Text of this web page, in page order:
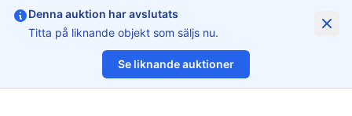
Denna auktion har avslutats
Titta på liknande objekt som säljs nu.
Se liknande auktioner
1/11